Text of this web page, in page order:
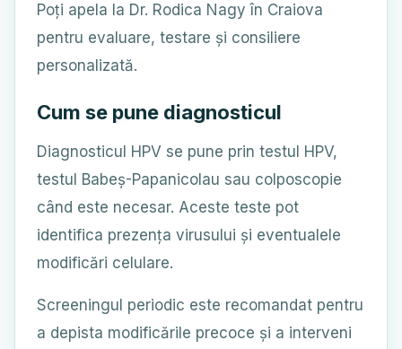
Poți apela la Dr. Rodica Nagy în Craiova
pentru evaluare, testare și consiliere
personalizată.
Cum se pune diagnosticul
Diagnosticul HPV se pune prin testul HPV,
testul Babeș-Papanicolau sau colposcopie
când este necesar. Aceste teste pot
identifica prezența virusului și eventualele
modificări celulare.
Screeningul periodic este recomandat pentru
a depista modificările precoce și a interveni